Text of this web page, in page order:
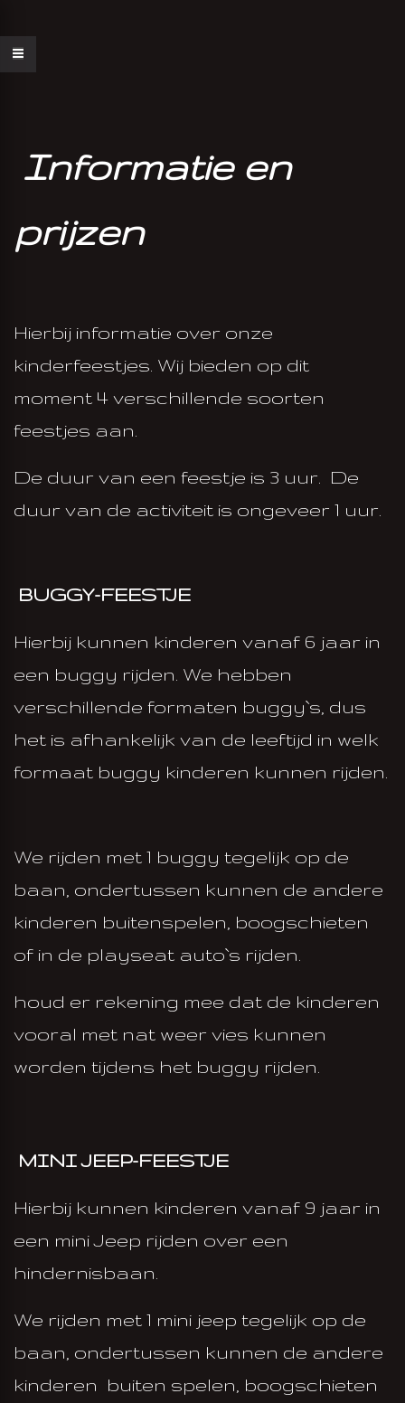
Informatie en
prijzen
Hierbij informatie over onze
kinderfeestjes. Wij bieden op dit
moment 4 verschillende soorten
feestjes aan.
De duur van een feestje is 3 uur. De
duur van de activiteit is ongeveer 1 uur.
BUGGY-FEESTJE
Hierbij kunnen kinderen vanaf 6 jaar in
een buggy rijden. We hebben
verschillende formaten buggy`s, dus
het is afhankelijk van de leeftijd in welk
formaat buggy kinderen kunnen rijden.
We rijden met 1 buggy tegelijk op de
baan, ondertussen kunnen de andere
kinderen buitenspelen, boogschieten
of in de playseat auto`s rijden.
houd er rekening mee dat de kinderen
vooral met nat weer vies kunnen
worden tijdens het buggy rijden.
MINI JEEP-FEESTJE
Hierbij kunnen kinderen vanaf 9 jaar in
een mini Jeep rijden over een
hindernisbaan.
We rijden met 1 mini jeep tegelijk op de
baan, ondertussen kunnen de andere
kinderen buiten spelen, boogschieten